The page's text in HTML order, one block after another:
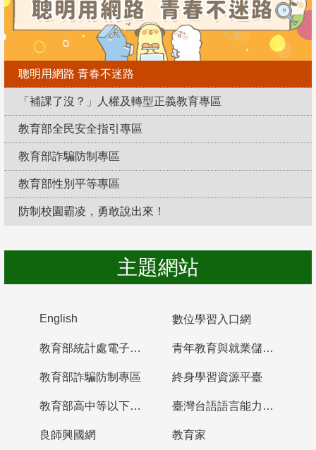
聰明用網路 青春不迷路
「補課了沒？」人權及轉型正義教育專區
教育部全民安全指引專區
教育部詐騙防制專區
教育部性別平等專區
防制校園霸凌，勇敢說出來！
主題網站
English 數位學習入口網
教育部統計處電子書櫃 青年教育與就業儲蓄帳戶
教育部詐騙防制專區 終身學習資源平臺
教育部高中等以下學校及幼兒園教師資格檢定考試 臺灣台語語言能力認證網站
良師興國網
教育家